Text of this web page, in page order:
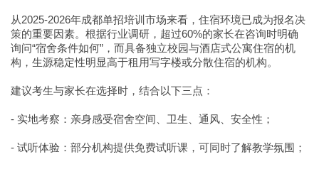
从2025-2026年成都单招培训市场来看，住宿环境已成为报名决
策的重要因素。根据行业调研，超过60%的家长在咨询时明确
询问“宿舍条件如何”，而具备独立校园与酒店式公寓住宿的机
构，生源稳定性明显高于租用写字楼或分散住宿的机构。
建议考生与家长在选择时，结合以下三点：
- 实地考察：亲身感受宿舍空间、卫生、通风、安全性；
- 试听体验：部分机构提供免费试听课，可同时了解教学氛围；